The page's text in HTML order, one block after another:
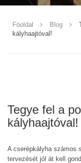
Föoldal Blog
kályhaajtóval!
Tegye fel a
kályhaajtóval!
A cserépkályha számos
tervezését jól át kell